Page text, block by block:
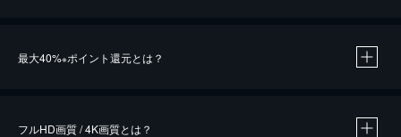
最大40%※ポイント還元とは？
フルHD画質 / 4K画質とは？